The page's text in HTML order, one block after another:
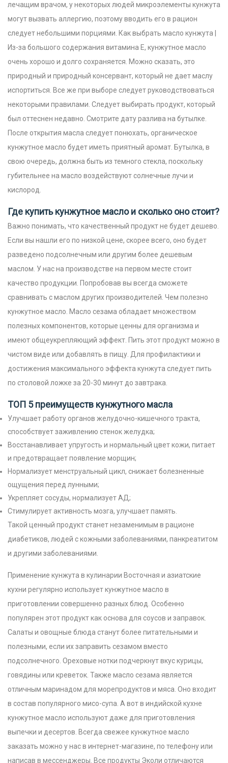
лечащим врачом, у некоторых людей микроэлементы кунжута
могут вызвать аллергию, поэтому вводить его в рацион
следует небольшими порциями. Как выбрать масло кунжута |
Из-за большого содержания витамина Е, кунжутное масло
очень хорошо и долго сохраняется. Можно сказать, это
природный и природный консервант, который не дает маслу
испортиться. Все же при выборе следует руководствоваться
некоторыми правилами. Следует выбирать продукт, который
был оттеснен недавно. Смотрите дату разлива на бутылке.
После открытия масла следует понюхать, органическое
кунжутное масло будет иметь приятный аромат. Бутылка, в
свою очередь, должна быть из темного стекла, поскольку
губительнее на масло воздействуют солнечные лучи и
кислород.
Где купить кунжутное масло и сколько оно стоит?
Важно понимать, что качественный продукт не будет дешево.
Если вы нашли его по низкой цене, скорее всего, оно будет
разведено подсолнечным или другим более дешевым
маслом. У нас на производстве на первом месте стоит
качество продукции. Попробовав вы всегда сможете
сравнивать с маслом других производителей. Чем полезно
кунжутное масло. Масло сезама обладает множеством
полезных компонентов, которые ценны для организма и
имеют общеукрепляющий эффект. Пить этот продукт можно в
чистом виде или добавлять в пищу. Для профилактики и
достижения максимального эффекта кунжута следует пить
по столовой ложке за 20-30 минут до завтрака.
ТОП 5 преимуществ кунжутного масла
Улучшает работу органов желудочно-кишечного тракта,
способствует заживлению стенок желудка;
Восстанавливает упругость и нормальный цвет кожи, питает
и предотвращает появление морщин;
Нормализует менструальный цикл, снижает болезненные
ощущения перед лунными;
Укрепляет сосуды, нормализует АД;
Стимулирует активность мозга, улучшает память.
Такой ценный продукт станет незаменимым в рационе
диабетиков, людей с кожными заболеваниями, панкреатитом
и другими заболеваниями.
Применение кунжута в кулинарии Восточная и азиатские
кухни регулярно использует кунжутное масло в
приготовлении совершенно разных блюд. Особенно
популярен этот продукт как основа для соусов и заправок.
Салаты и овощные блюда станут более питательными и
полезными, если их заправить сезамом вместо
подсолнечного. Ореховые нотки подчеркнут вкус курицы,
говядины или креветок. Также масло сезама является
отличным маринадом для морепродуктов и мяса. Оно входит
в состав популярного мисо-супа. А вот в индийской кухне
кунжутное масло используют даже для приготовления
выпечки и десертов. Всегда свежее кунжутное масло
заказать можно у нас в интернет-магазине, по телефону или
написав в мессенджеры. Все продукты Эколи отличаются